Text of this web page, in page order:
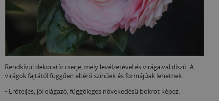
Rendkívül dekoratív cserje, mely levélzetével és virágaival díszít. A
virágok fajtától függően eltérő színűek és formájúak lehetnek.
• Erőteljes, jól elágazó, függőleges növekedésű bokrot képez.